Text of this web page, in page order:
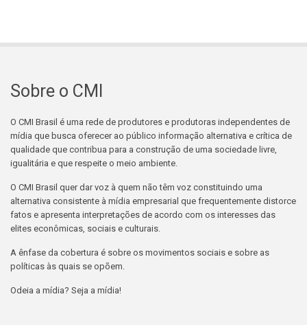
Sobre o CMI
O CMI Brasil é uma rede de produtores e produtoras independentes de
mídia que busca oferecer ao público informação alternativa e crítica de
qualidade que contribua para a construção de uma sociedade livre,
igualitária e que respeite o meio ambiente.
O CMI Brasil quer dar voz à quem não têm voz constituindo uma
alternativa consistente à mídia empresarial que frequentemente distorce
fatos e apresenta interpretações de acordo com os interesses das
elites econômicas, sociais e culturais.
A ênfase da cobertura é sobre os movimentos sociais e sobre as
políticas às quais se opõem.
Odeia a mídia? Seja a mídia!